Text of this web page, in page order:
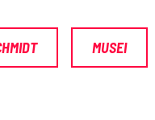
MUSEI